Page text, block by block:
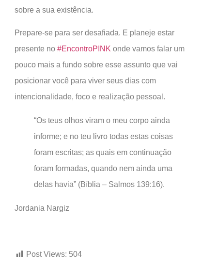
sobre a sua existência.
Prepare-se para ser desafiada. E planeje estar
presente no #EncontroPINK onde vamos falar um
pouco mais a fundo sobre esse assunto que vai
posicionar você para viver seus dias com
intencionalidade, foco e realização pessoal.
“Os teus olhos viram o meu corpo ainda
informe; e no teu livro todas estas coisas
foram escritas; as quais em continuação
foram formadas, quando nem ainda uma
delas havia” (Bíblia – Salmos 139:16).
Jordania Nargiz
Post Views: 504